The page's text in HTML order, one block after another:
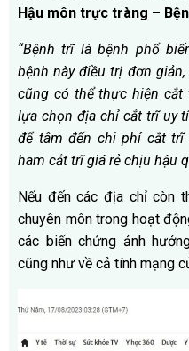
Hậu môn trực tràng –
“Bệnh trĩ là bệnh phổ
bệnh này điều trị đơn
cũng có thể thực hiện cắt
lựa chọn địa chỉ cắt trĩ uy
để tâm đến chi phí cắt
ham cắt trĩ giá rẻ chịu hậu
Nếu đến các địa chỉ còn
chuyên môn trong hoạt
các biến chứng ảnh
cũng như về cả tính mạng